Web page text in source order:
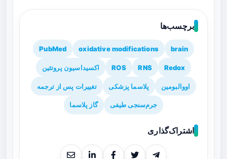
برچسب‌ها
brain
oxidative modifications
PubMed
Redox
RNS
ROS اکسیداسیون پروتئین
اووالبومین پلاسما پزشکی تغییرات پس از ترجمه
جرم‌سنجی طیفی گاز پلاسما
اشتراک‌گذاری